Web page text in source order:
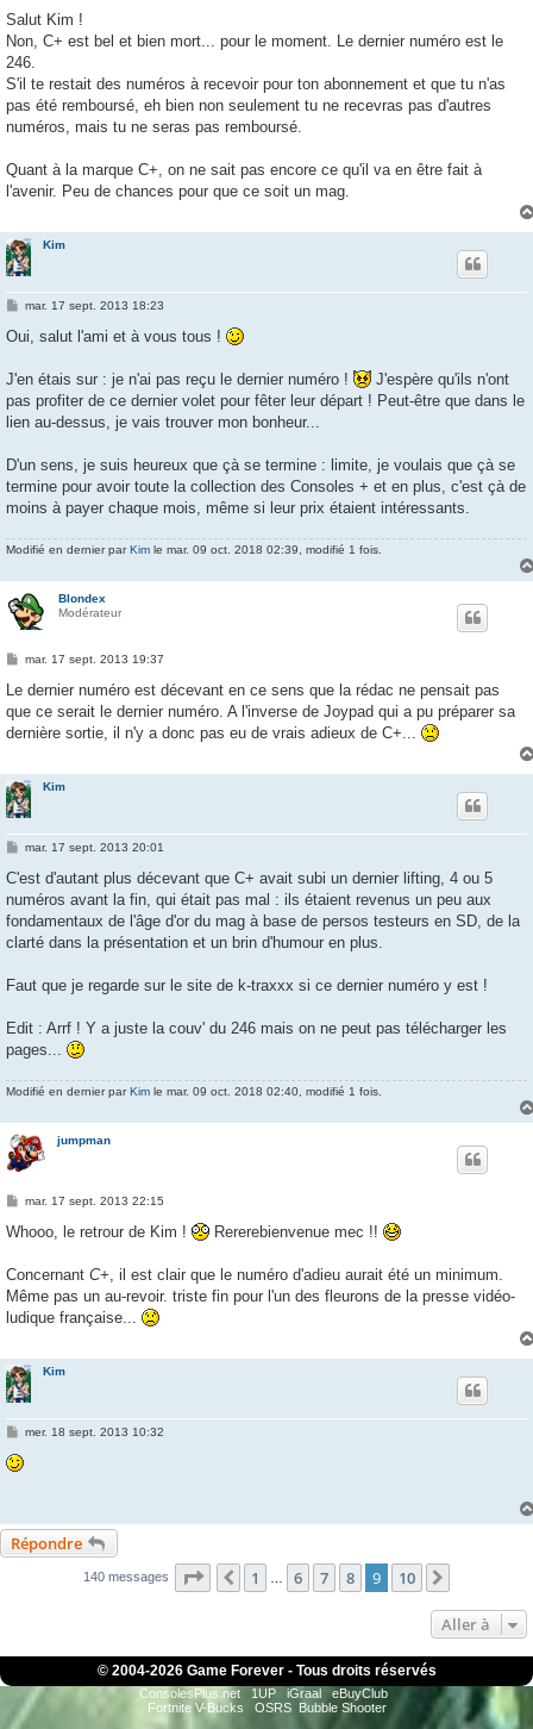
s
a
g
Salut Kim !
Non, C+ est bel et bien mort... pour le moment. Le dernier numéro est le
246.
S'il te restait des numéros à recevoir pour ton abonnement et que tu n'as
pas été remboursé, eh bien non seulement tu ne recevras pas d'autres
numéros, mais tu ne seras pas remboursé.
Quant à la marque C+, on ne sait pas encore ce qu'il va en être fait à
l'avenir. Peu de chances pour que ce soit un mag.
Kim
M
s
g
mar. 17 sept. 2013 18:23
Oui, salut l'ami et à vous tous !
J'en étais sur : je n'ai pas reçu le dernier numéro !
J'espère qu'ils n'ont
pas profiter de ce dernier volet pour fêter leur départ ! Peut-être que dans le
lien au-dessus, je vais trouver mon bonheur...
D'un sens, je suis heureux que çà se termine : limite, je voulais que çà se
termine pour avoir toute la collection des Consoles + et en plus, c'est çà de
moins à payer chaque mois, même si leur prix étaient intéressants.
Modifié en dernier parKim le mar. 09 oct. 2018 02:39, modifié 1 fois.
Blondex
Modérateur
M
s
a
g
mar. 17 sept. 2013 19:37
Le dernier numéro est décevant en ce sens que la rédac ne pensait pas
que ce serait le dernier numéro. A l'inverse de Joypad qui a pu préparer sa
dernière sortie, il n'y a donc pas eu de vrais adieux de C+...
Kim
M
s
a
g
mar. 17 sept. 2013 20:01
C'est d'autant plus décevant que C+ avait subi un dernier lifting, 4 ou 5
numéros avant la fin, qui était pas mal : ils étaient revenus un peu aux
fondamentaux de l'âge d'or du mag à base de persos testeurs en SD, de la
clarté dans la présentation et un brin d'humour en plus.
Faut que je regarde sur le site de k-traxxx si ce dernier numéro y est !
Edit : Arrf ! Y a juste la couv' du 246 mais on ne peut pas télécharger les
pages...
Modifié en dernier parKim le mar. 09 oct. 2018 02:40, modifié 1 fois.
jumpman
M
s
g
mar. 17 sept. 2013 22:15
Whooo, le retrour de Kim ! Rererebienvenue mec !!
Concernant C+, il est clair que le numéro d'adieu aurait été un minimum.
Même pas un au-revoir. triste fin pour l'un des fleurons de la presse vidéo-
ludique française...
Kim
M
s
s
mer. 18 sept. 2013 10:32
Répondre
140 messages Page sur 10
Précédente
1 6 7 8 9 10
Aller à
© 2004-2026 Game Forever - Tous droits réservés
ConsolesPlus.net 1UP iGraal
eBuyClub
Fortnite V-Bucks
OSRS Bubble Shooter